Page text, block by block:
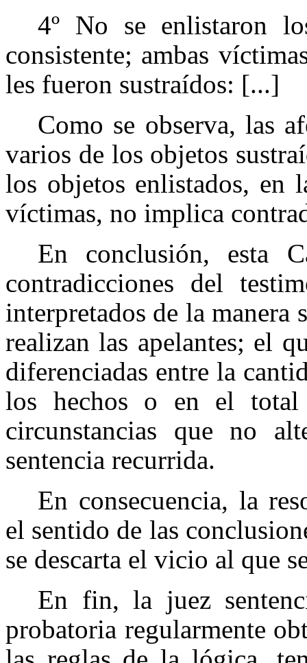
4º No se enlistaron
consistente; ambas
les fueron sustraídos: [...]
Como se observa, las
varios de los objetos
los objetos enlistados, en
víctimas, no implica
En conclusión, esta
contradicciones del
interpretados de la
realizan las apelantes; el
diferenciadas entre la
los hechos o en el total
circunstancias que no
sentencia recurrida.
En consecuencia, la
el sentido de las
se descarta el vicio al que
En fin, la juez
probatoria regularmente